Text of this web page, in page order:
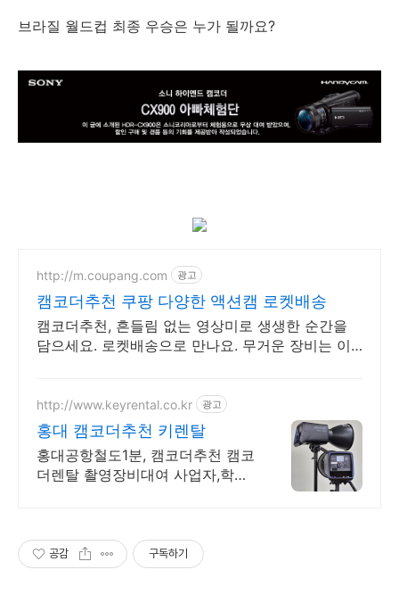
브라질 월드컵 최종 우승은 누가 될까요?
http://m.coupang.com 광고
캠코더추천 쿠팡 다양한 액션캠 로켓배송
캠코더추천, 흔들림 없는 영상미로 생생한 순간을
담으세요. 로켓배송으로 만나요. 무거운 장비는 이
http://www.keyrental.co.kr 광고
홍대 캠코더추천 키렌탈
홍대공항철도1분, 캠코더추천 캠코
더렌탈 촬영장비대여 사업자,학생
공감 구독하기